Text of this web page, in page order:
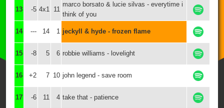
13 -5 4x1 11
marco borsato & lucie silvas - everytime i
think of you
14 --- 14 1 jeckyll & hyde - frozen flame
15 -8 5 6 robbie williams - lovelight
16 +2 7 10 john legend - save room
17 -6 11 4 take that - patience